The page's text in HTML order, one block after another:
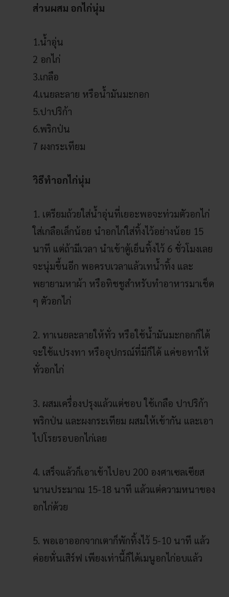
ส่วนผสม อกไก่นุ่ม
1.น้ำอุ่น
2 อกไก่
3.เกลือ
4.เนยละลาย หรือน้ำมันมะกอก
5.ปาปริก้า
6.พริกป่น
7 ผงกระเทียม
วิธีทำอกไก่นุ่ม
1. เตรียมถ้วยใส่น้ำอุ่นที่เยอะพอจะท่วมตัวอกไก่
ใส่เกลือเล็กน้อย นำอกไก่ใส่ทิ้งไว้อย่างน้อย 15
นาที แต่ถ้ามีเวลา นำเข้าตู้เย็นทิ้งไว้ 6 ชั่วโมงเลย
จะนุ่มขึ้นอีก พอครบเวลาแล้วเทน้ำทิ้ง และ
พยายามหาผ้า หรือทิชชูสำหรับทำอาหารมาเช็ด
ๆ ตัวอกไก่
2. ทาเนยละลายให้ทั่ว หรือใช้น้ำมันมะกอกก็ได้
จะใช้แปรงทา หรืออุปกรณ์ที่มีก็ได้ แค่ขอทาให้
ทั่วอกไก่
3. ผสมเครื่องปรุงแล้วแต่ชอบ ใช้เกลือ ปาปริก้า
พริกป่น และผงกระเทียม ผสมให้เข้ากัน และเอา
ไปโรยรอบอกไก่เลย
4. เสร็จแล้วก็เอาเข้าไปอบ 200 องศาเซลเซียส
นานประมาณ 15-18 นาที แล้วแต่ความหนาของ
อกไก่ด้วย
5. พอเอาออกจากเตาก็พักทิ้งไว้ 5-10 นาที แล้ว
ค่อยหั่นเสิร์ฟ เพียงเท่านี้ก็ได้เมนูอกไก่อบแล้ว